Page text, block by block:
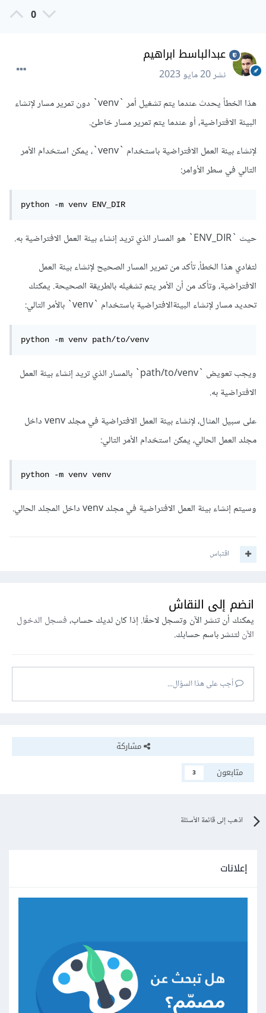
0
عبدالباسط ابراهيم
نشر20 مايو 2023
هذا الخطأ يحدث عندما يتم تشغيل أمر `venv` دون تمرير مسار لإنشاء
البيئة الافتراضية، أو عندما يتم تمرير مسار خاطئ.
لإنشاء بيئة العمل الافتراضية باستخدام `venv`، يمكن استخدام الأمر
التالي في سطر الأوامر:
حيث `ENV_DIR` هو المسار الذي تريد إنشاء بيئة العمل الافتراضية به.
لتفادي هذا الخطأ، تأكد من تمرير المسار الصحيح لإنشاء بيئة العمل
الافتراضية، وتأكد من أن الأمر يتم تشغيله بالطريقة الصحيحة. يمكنك
تحديد مسار لإنشاء البيئةالافتراضية باستخدام `venv` بالأمر التالي:
python -m venv path/to/venv
ويجب تعويض `path/to/venv` بالمسار الذي تريد إنشاء بيئة العمل
الافتراضية به.
على سبيل المثال، لإنشاء بيئة العمل الافتراضية في مجلد venv داخل
مجلد العمل الحالي، يمكن استخدام الأمر التالي:
وسيتم إنشاء بيئة العمل الافتراضية في مجلد venv داخل المجلد الحالي.
اقتباس
انضم إلى النقاش
يمكنك أن تنشر الآن وتسجل لاحقًا. إذا كان لديك حساب،فسجل الدخول
الآنلتنشر باسم حسابك.
أجب على هذا السؤال...
مشاركة
متابعون
3
اذهب إلى قائمة الأسئلة
إعلانات